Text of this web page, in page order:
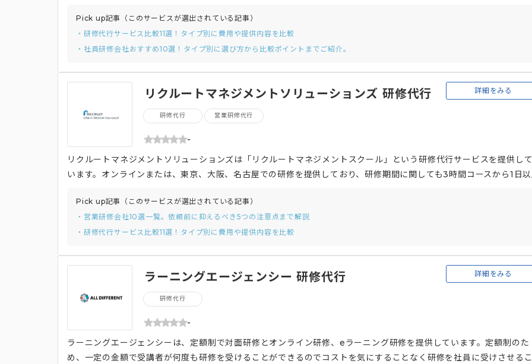
話し合い、課題に対する解決方法に自ら気づく行動変革型のプログラム構成であるため、比率として座学は４割、６割
は演習やロールプレイングとなり、より実践的な研修を行ってくれます。
Pick up記事（このサービスが選出されている記事）
・研修代行サービス比較11選！タイプ別に費用や提供内容を比較
・社員研修会社おすすめ10選！タイプ別に選び方から比較ポイントまでご紹介。
リクルートマネジメントソリューションズ 研修代行
研修代行 営業研修代行
-
詳細をみる
リクルートマネジメントソリューションズは「リクルートマネジメントスクール」という研修代行サービスを提供して
います。オンラインまたは、東京、大阪、名古屋での研修を提供しており、研修期間に関しても3時間コースから1日
がありそれらを組み合わせて行うことで、社員は自身の課題やキャリアをもとに受講したい講座を選択することで能動
的に研修を受けることができます。
Pick up記事（このサービスが選出されている記事）
・営業研修会社10選一覧。依頼前に抑えるべき5つの注意点まで解説
・研修代行サービス比較11選！タイプ別に費用や提供内容を比較
ラーニングエージェンシー 研修代行
研修代行
-
詳細をみる
ラーニングエージェンシーは、定額制で対面研修とオンライン研修、eラーニング研修を提供しています。定額制のた
め、一定の金額で受講者が何度も研修を受けることができるのでコストを気にすることなく研修を社員に受けさせるこ